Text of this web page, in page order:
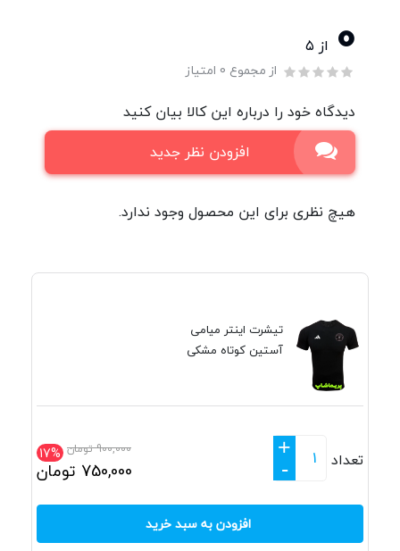
0 از ۵
از مجموع 0 امتیاز
دیدگاه خود را درباره این کالا بیان کنید
افزودن نظر جدید
هیچ نظری برای این محصول وجود ندارد.
تیشرت اینتر میامی
آستین کوتاه مشکی
17% 900,000تومان
750,000 تومان تعداد
+
-
افزودن به سبد خرید